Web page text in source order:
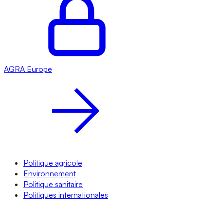
AGRA Europe
Politique agricole
Environnement
Politique sanitaire
Politiques internationales